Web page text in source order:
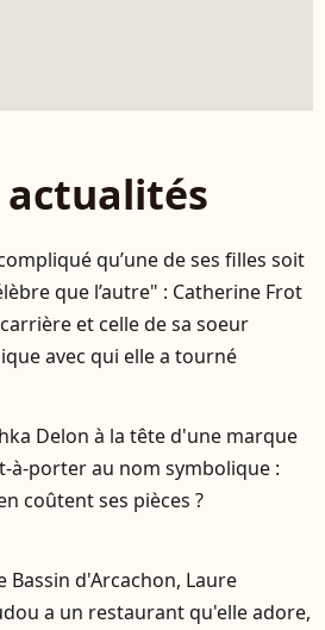
actualités
qu’une de ses filles soit
que l’autre" : Catherine Frot
et celle de sa soeur
avec qui elle a tourné
Delon à la tête d'une marque
à-porter au nom symbolique :
coûtent ses pièces ?
Bassin d'Arcachon, Laure
a un restaurant qu'elle adore,